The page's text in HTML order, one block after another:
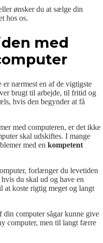
ønsker du at sælge din
hos os.
med
nærmest en af de vigtigste
brugt til arbejde, til fritid og
hvis den begynder at få
med computeren, er det ikke
skal udskiftes. I mange
med en kompetent
forlænger du levetiden
du skal ud og have en
at koste rigtig meget og langt
computer sågar kunne give
computer, men til langt færre